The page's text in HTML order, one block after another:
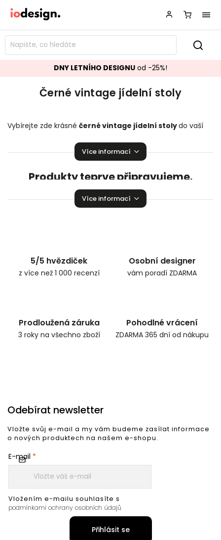
DNY LETNÍHO DESIGNU od -25%!
Černé vintage jídelní stoly
Vybírejte zde krásné černé vintage jídelní stolydo vaší
Více informací
Produkty teprve připravujeme.
Můžete se ale podívat na ostatní kategorie.
Více informací
5/5 hvězdiček
z více než 1 000 recenzí
Osobní designer
vám poradí ZDARMA
Prodloužená záruka
3 roky na všechno zboží
Pohodlné vrácení
ZDARMA 365 dní od nákupu
Odebírat newsletter
Vložte svůj e-mail a my vám budeme zasílat informace
o nových produktech na našem e-shopu.
E-mail
Vložením e-mailu souhlasíte s
podmínkami ochrany osobních údajů
Přihlásit se